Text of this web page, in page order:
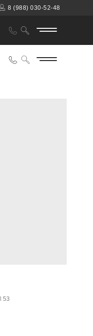
8 (988) 030-52-48
53